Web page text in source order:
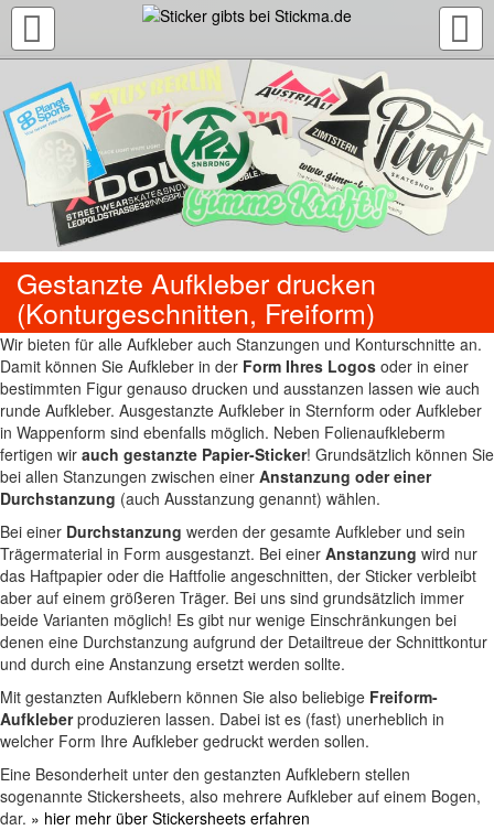
TOGGLE
NAVIGATION
Gestanzte Aufkleber drucken
(Konturgeschnitten, Freiform)
Wir bieten für alle Aufkleber auch Stanzungen und Konturschnitte an.
Damit können Sie Aufkleber in der Form Ihres Logos oder in einer
bestimmten Figur genauso drucken und ausstanzen lassen wie auch
runde Aufkleber. Ausgestanzte Aufkleber in Sternform oder Aufkleber
in Wappenform sind ebenfalls möglich. Neben Folienaufkleberm
fertigen wir auch gestanzte Papier-Sticker! Grundsätzlich können Sie
bei allen Stanzungen zwischen einer Anstanzung oder einer
Durchstanzung (auch Ausstanzung genannt) wählen.
Bei einer Durchstanzung werden der gesamte Aufkleber und sein
Trägermaterial in Form ausgestanzt. Bei einer Anstanzung wird nur
das Haftpapier oder die Haftfolie angeschnitten, der Sticker verbleibt
aber auf einem größeren Träger. Bei uns sind grundsätzlich immer
beide Varianten möglich! Es gibt nur wenige Einschränkungen bei
denen eine Durchstanzung aufgrund der Detailtreue der Schnittkontur
und durch eine Anstanzung ersetzt werden sollte.
Mit gestanzten Aufklebern können Sie also beliebige Freiform-
Aufkleberproduzieren lassen. Dabei ist es (fast) unerheblich in
welcher Form Ihre Aufkleber gedruckt werden sollen.
Eine Besonderheit unter den gestanzten Aufklebern stellen
sogenannte Stickersheets, also mehrere Aufkleber auf einem Bogen,
dar. » hier mehr über Stickersheets erfahren